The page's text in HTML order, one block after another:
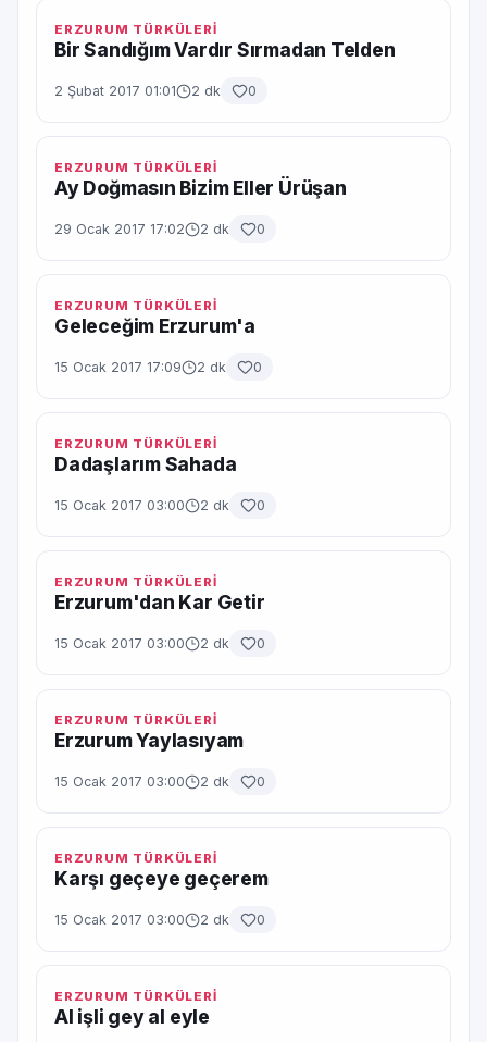
ERZURUM TÜRKÜLERİ
Bir Sandığım Vardır Sırmadan Telden
2 Şubat 2017 01:01 2 dk 0
ERZURUM TÜRKÜLERİ
Ay Doğmasın Bizim Eller Ürüşan
29 Ocak 2017 17:02 2 dk 0
ERZURUM TÜRKÜLERİ
Geleceğim Erzurum'a
15 Ocak 2017 17:09 2 dk 0
ERZURUM TÜRKÜLERİ
Dadaşlarım Sahada
15 Ocak 2017 03:00 2 dk 0
ERZURUM TÜRKÜLERİ
Erzurum'dan Kar Getir
15 Ocak 2017 03:00 2 dk 0
ERZURUM TÜRKÜLERİ
Erzurum Yaylasıyam
15 Ocak 2017 03:00 2 dk 0
ERZURUM TÜRKÜLERİ
Karşı geçeye geçerem
15 Ocak 2017 03:00 2 dk 0
ERZURUM TÜRKÜLERİ
Al işli gey al eyle